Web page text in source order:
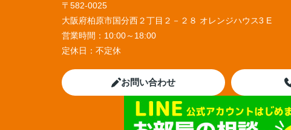
〒582-0025
大阪府柏原市国分西２丁目２－２８ オレンジハウス3 E
営業時間： 10:00～18:00
定休日： 不定休
お問い合わせ